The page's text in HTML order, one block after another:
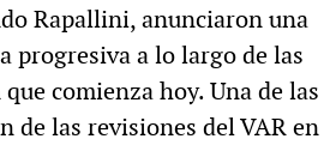
Rapallini, anunciaron una
progresiva a lo largo de las
comienza hoy. Una de las
de las revisiones del VAR en